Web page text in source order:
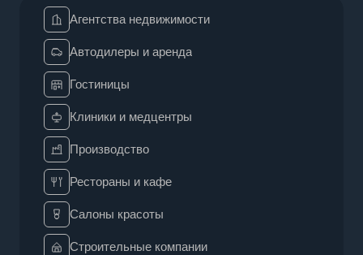
Агентства недвижимости
Автодилеры и аренда
Гостиницы
Клиники и медцентры
Производство
Рестораны и кафе
Салоны красоты
Строительные компании